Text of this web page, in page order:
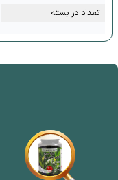
تعداد در بسته